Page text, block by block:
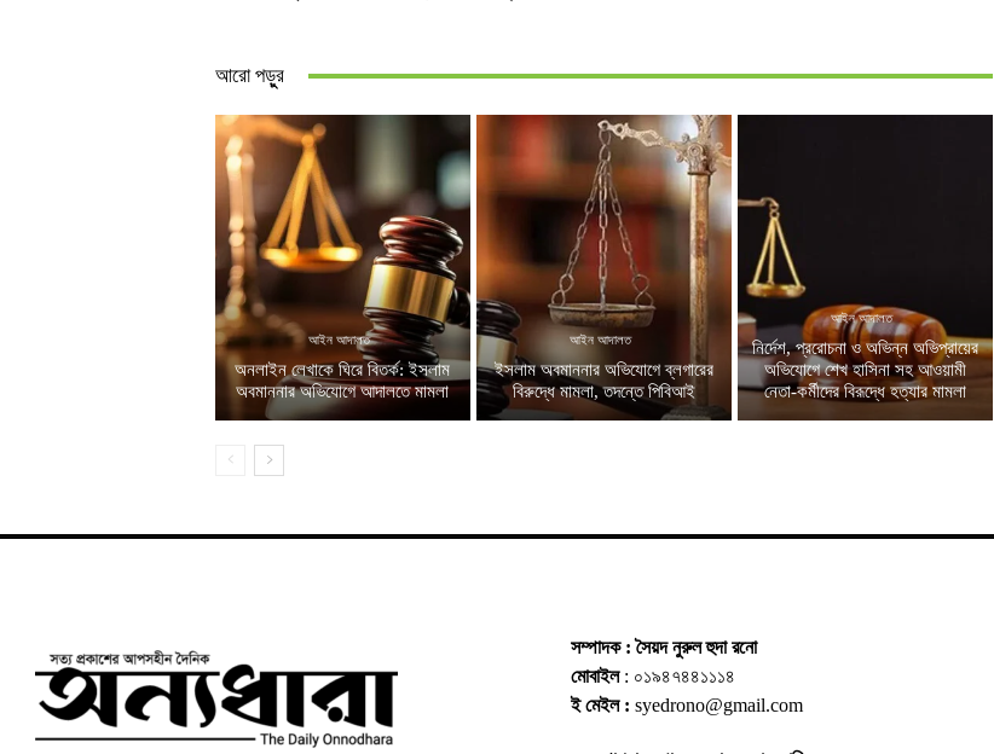
আরো পড়ুুর
আইন আদালত
অনলাইন লেখাকে ঘিরে বিতর্ক: ইসলাম
অবমাননার অভিযোগে আদালতে মামলা
আইন আদালত
ইসলাম অবমাননার অভিযোগে ব্লগারের
বিরুদ্ধে মামলা, তদন্তে পিবিআই
আইন আদালত
নির্দেশ, প্ররোচনা ও অভিন্ন অভিপ্রায়ের
অভিযোগে শেখ হাসিনা সহ আওয়ামী
নেতা-কর্মীদের বিরূদ্ধে হত্যার মামলা
সম্পাদক : সৈয়দ নুরুল হুদা রনো
মোবাইল: ০১৯৪৭৪৪১১১৪
ই মেইল : syedrono@gmail.com